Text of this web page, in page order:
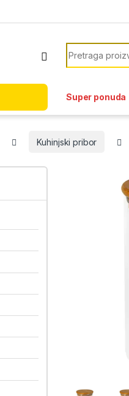
Search for:
Super ponuda
Kuhinjski pribor